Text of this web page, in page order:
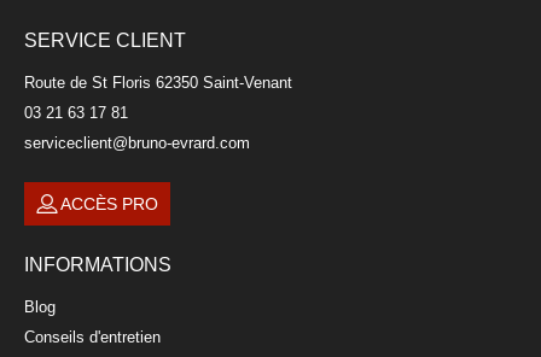
SERVICE CLIENT
Route de St Floris 62350 Saint-Venant
03 21 63 17 81
serviceclient@bruno-evrard.com
ACCÈS PRO
INFORMATIONS
Blog
Conseils d'entretien